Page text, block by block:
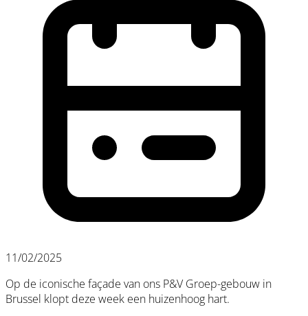
11/02/2025
Op de iconische façade van ons P&V Groep-gebouw in
Brussel klopt deze week een huizenhoog hart.